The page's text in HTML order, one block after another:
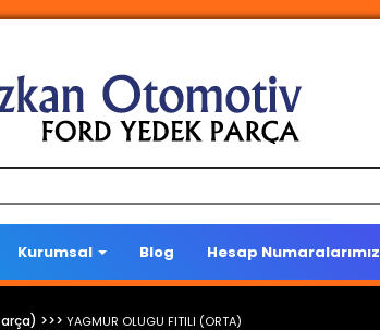
Kurumsal Blog Hesap Numaralarımız
>>> YAGMUR OLUGU FITILI (ORTA)